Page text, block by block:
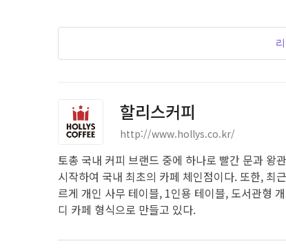
할리스커피
http://www.hollys.co.kr/
토총 국내 커피 브랜드 중에 하나로 빨간 문과 왕
시작하여 국내 최초의 카페 체인점이다. 또한, 최
르게 개인 사무 테이블, 1인용 테이블, 도서관형
디 카페 형식으로 만들고 있다.